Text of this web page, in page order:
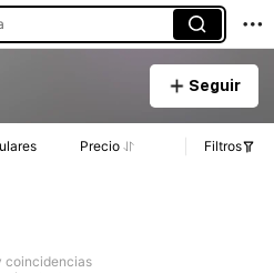
Seguir
Precio Filtros
coincidencias